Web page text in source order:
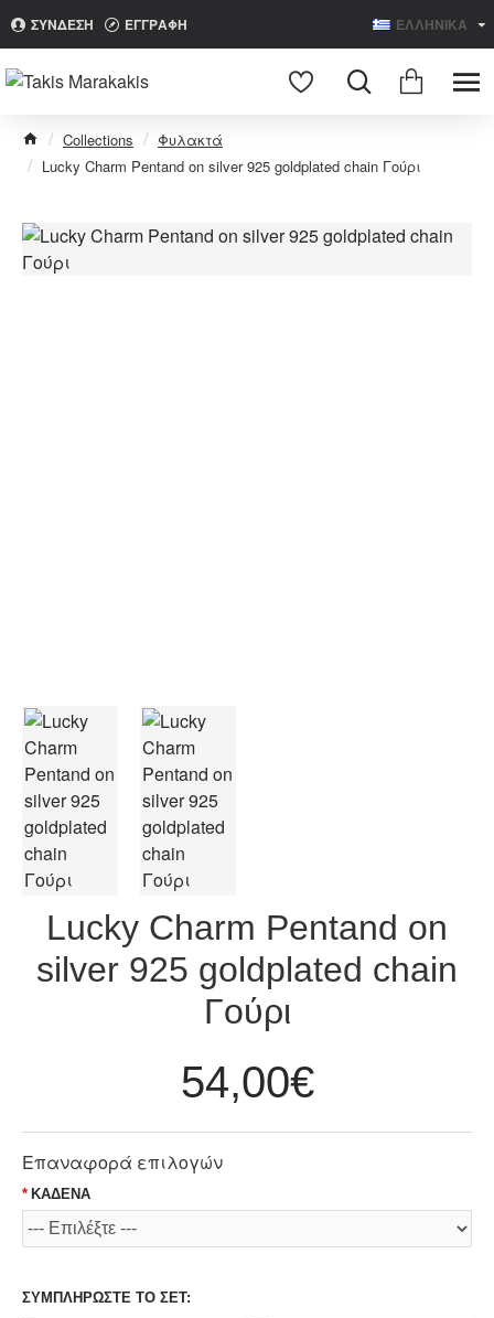
ΣΥΝΔΕΣΗ ΕΓΓΡΑΦΗ ΕΛΛΗΝΙΚΑ
Search
Collections
Φυλακτά
Lucky Charm Pentand on silver 925 goldplated chain Γούρι
Lucky Charm Pentand on
silver 925 goldplated chain
Γούρι
54,00€
ΚΑΔΕΝΑ
Επαναφορά επιλογών
ΣΥΜΠΛΗΡΩΣΤΕ ΤΟ ΣΕΤ: